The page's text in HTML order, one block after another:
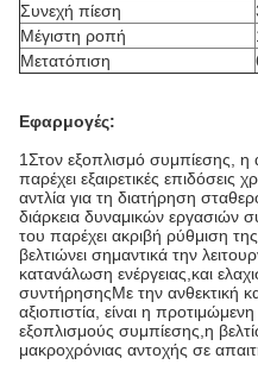
Συνεχή πίεση
Μέγιστη ροπή
Μετατόπιση
Εφαρμογές:
1Στον εξοπλισμό συμπίεσης, η
παρέχει εξαιρετικές επιδόσεις
αντλία για τη διατήρηση
διάρκεια δυναμικών εργασιών
του παρέχει ακριβή ρύθμιση
βελτιώνει σημαντικά την
κατανάλωση ενέργειας,και
συντήρησηςΜε την ανθεκτική
αξιοπιστία, είναι η
εξοπλισμούς συμπίεσης,η
μακροχρόνιας αντοχής σε